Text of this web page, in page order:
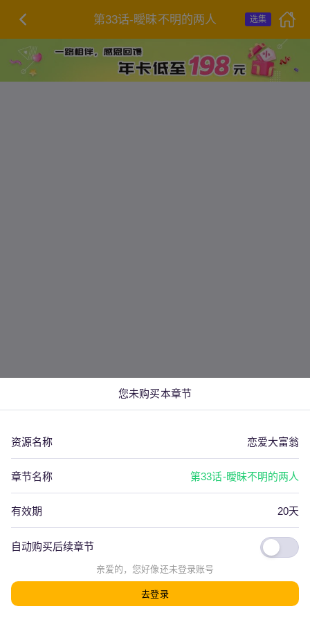
第33话-曖昧不明的两人 选集
您未购买本章节
资源名称 恋爱大富翁
章节名称 第33话-曖昧不明的两人
有效期 20天
自动购买后续章节
亲爱的，您好像还未登录账号
去登录
上一篇